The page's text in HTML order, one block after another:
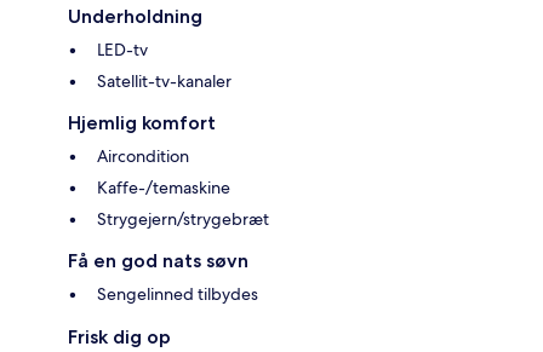
Underholdning
LED-tv
Satellit-tv-kanaler
Hjemlig komfort
Aircondition
Kaffe-/temaskine
Strygejern/strygebræt
Få en god nats søvn
Sengelinned tilbydes
Frisk dig op